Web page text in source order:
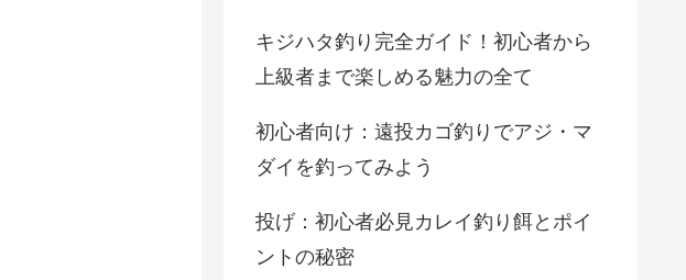
キジハタ釣り完全ガイド！初心者から
上級者まで楽しめる魅力の全て
初心者向け：遠投カゴ釣りでアジ・マ
ダイを釣ってみよう
投げ：初心者必見カレイ釣り餌とポイ
ントの秘密